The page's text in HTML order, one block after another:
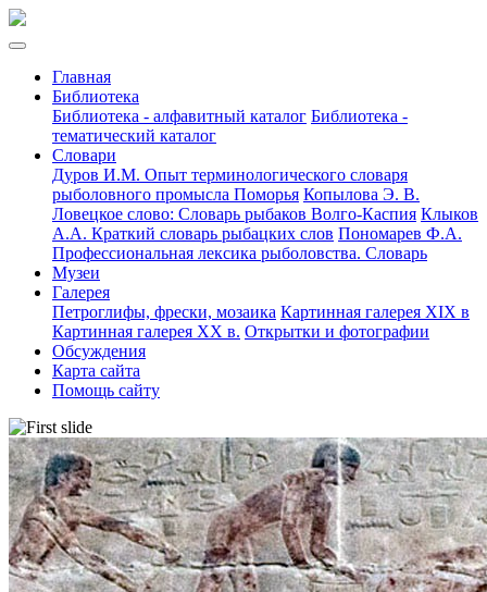
Главная
Библиотека
Библиотека - алфавитный каталог Библиотека -
тематический каталог
Словари
Дуров И.М. Опыт терминологического словаря
рыболовного промысла Поморья Копылова Э. В.
Ловецкое слово: Словарь рыбаков Волго-Каспия Клыков
А.А. Краткий словарь рыбацких слов Пономарев Ф.А.
Профессиональная лексика рыболовства. Словарь
Музеи
Галерея
Петроглифы, фрески, мозаика Картинная галерея XIX в
Картинная галерея XX в. Открытки и фотографии
Обсуждения
Карта сайта
Помощь сайту